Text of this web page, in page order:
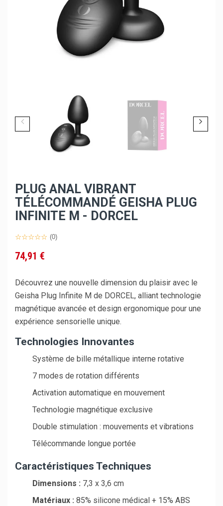
PLUG ANAL VIBRANT
TÉLÉCOMMANDÉ GEISHA PLUG
INFINITE M - DORCEL
(0)
74,91 €
Découvrez une nouvelle dimension du plaisir avec le
Geisha Plug Infinite M de DORCEL, alliant technologie
magnétique avancée et design ergonomique pour une
expérience sensorielle unique.
Technologies Innovantes
Système de bille métallique interne rotative
7 modes de rotation différents
Activation automatique en mouvement
Technologie magnétique exclusive
Double stimulation : mouvements et vibrations
Télécommande longue portée
Caractéristiques Techniques
Dimensions : 7,3 x 3,6 cm
Matériaux : 85% silicone médical + 15% ABS